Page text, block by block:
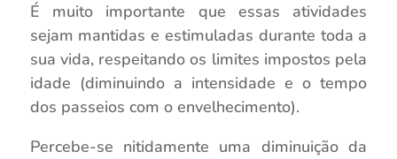
É muito importante que essas atividades
sejam mantidas e estimuladas durante toda a
sua vida, respeitando os limites impostos pela
idade (diminuindo a intensidade e o tempo
dos passeios com o envelhecimento).
Percebe-se nitidamente uma diminuição da